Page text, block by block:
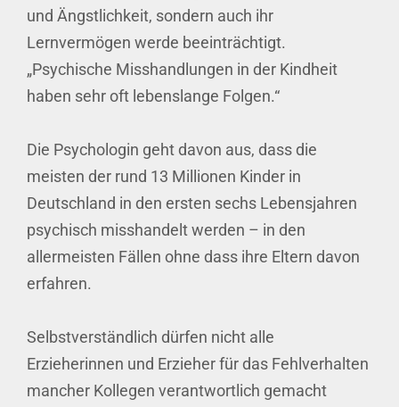
und Ängstlichkeit, sondern auch ihr
Lernvermögen werde beeinträchtigt.
„Psychische Misshandlungen in der Kindheit
haben sehr oft lebenslange Folgen.“
Die Psychologin geht davon aus, dass die
meisten der rund 13 Millionen Kinder in
Deutschland in den ersten sechs Lebensjahren
psychisch misshandelt werden – in den
allermeisten Fällen ohne dass ihre Eltern davon
erfahren.
Selbstverständlich dürfen nicht alle
Erzieherinnen und Erzieher für das Fehlverhalten
mancher Kollegen verantwortlich gemacht